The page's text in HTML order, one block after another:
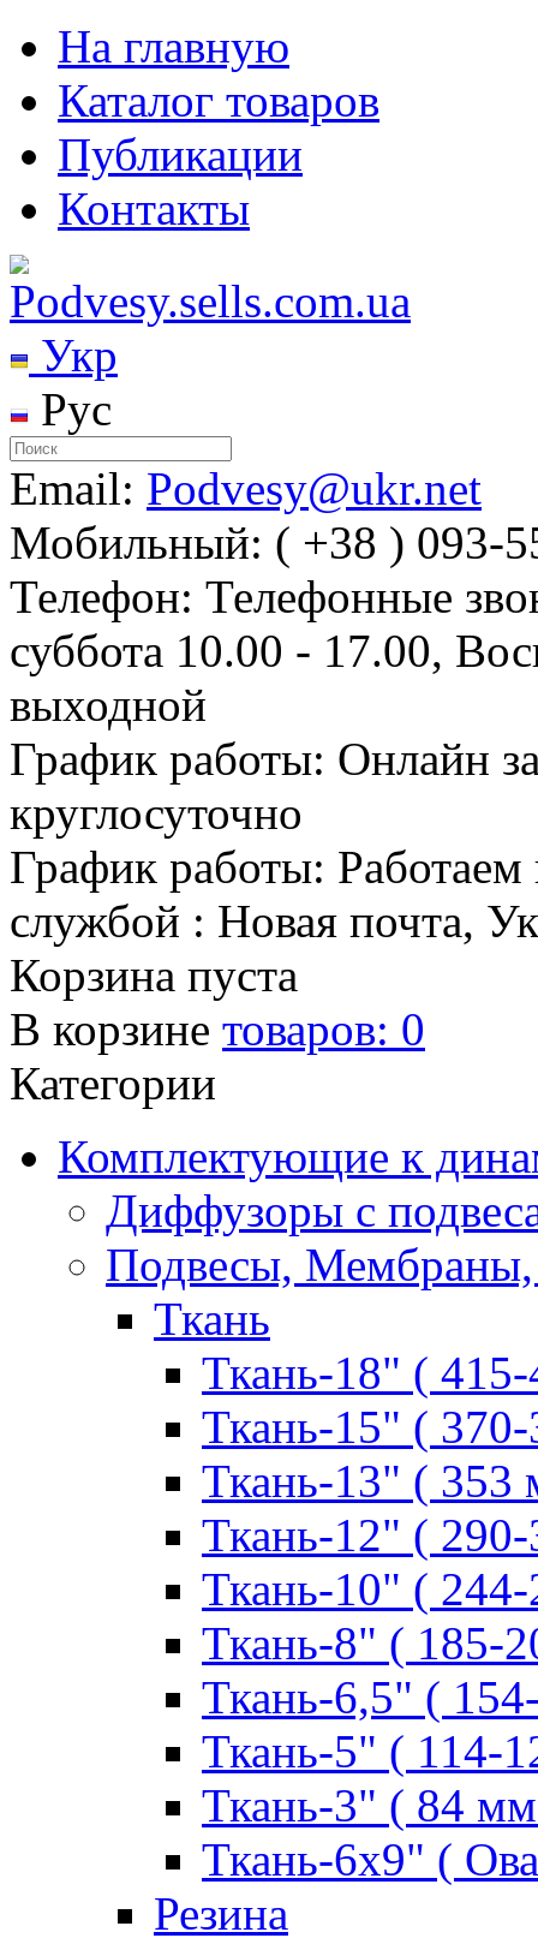
На главную
Каталог товаров
Публикации
Контакты
Укр
Рус
Email: Podvesy@ukr.net
Мобильный: ( +38 ) 093-
Телефон: Телефонные
суббота 10.00 - 17.00,
выходной
График работы: Онлайн
круглосуточно
График работы: Работаем
службой : Новая почта,
Корзина пуста
В корзине товаров: 0
Категории
Комплектующие к
Диффузоры с
Подвесы,
Ткань
Ткань-18" (
Ткань-15" (
Ткань-13" ( 353
Ткань-12" (
Ткань-10" (
Ткань-8" ( 185-
Ткань-6,5" (
Ткань-5" ( 114-
Ткань-3" ( 84
Ткань-6х9" (
Резина